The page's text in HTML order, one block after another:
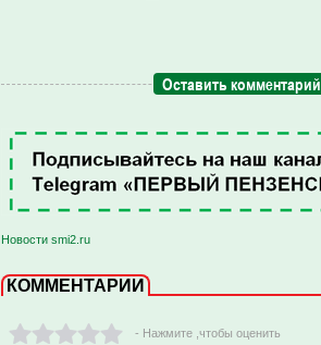
Оставить комментарий
Новости smi2.ru
КОММЕНТАРИИ
- Нажмите ,чтобы оценить